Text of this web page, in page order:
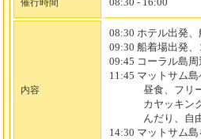
催行時間
内容
08:30 ホテル出発
09:30 船着場出発
09:45 コーラル島
11:45 マットサム島
昼食、フリ
カヤッキン
んだり、自
14:30 マットサム